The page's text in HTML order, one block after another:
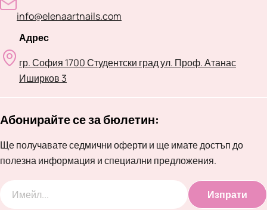
info@elenaartnails.com
Адрес
гр. София 1700 Студентски град ул. Проф. Атанас
Иширков 3
Абонирайте се за бюлетин:
Ще получавате седмични оферти и ще имате достъп до
полезна информация и специални предложения.
Изпрати